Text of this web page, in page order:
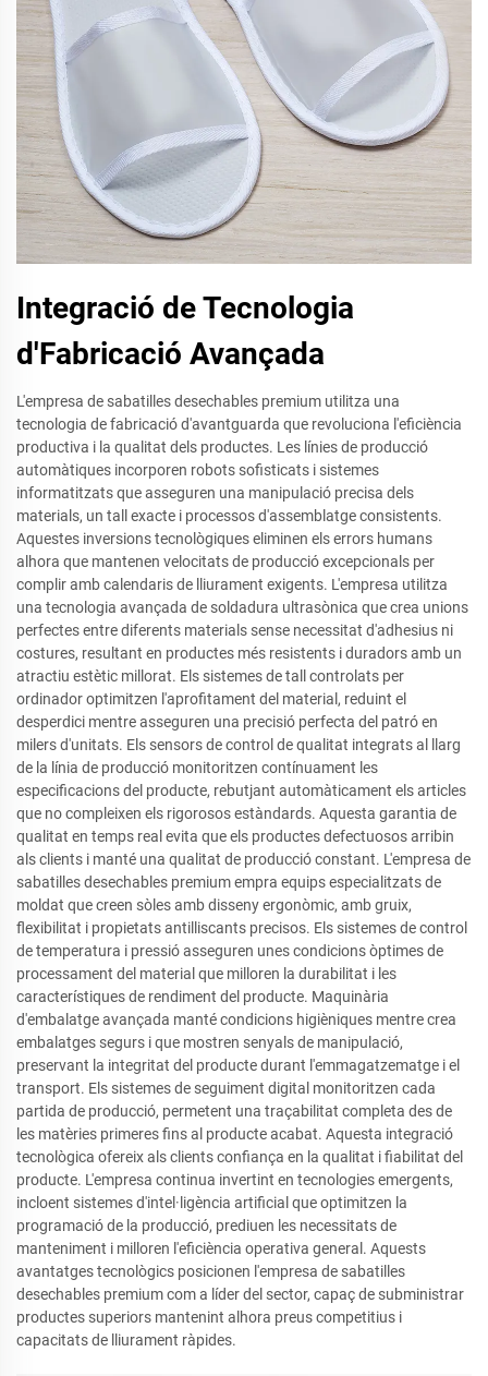
Integració de Tecnologia
d'Fabricació Avançada
L'empresa de sabatilles desechables premium utilitza una
tecnologia de fabricació d'avantguarda que revoluciona l'eficiència
productiva i la qualitat dels productes. Les línies de producció
automàtiques incorporen robots sofisticats i sistemes
informatitzats que asseguren una manipulació precisa dels
materials, un tall exacte i processos d'assemblatge consistents.
Aquestes inversions tecnològiques eliminen els errors humans
alhora que mantenen velocitats de producció excepcionals per
complir amb calendaris de lliurament exigents. L'empresa utilitza
una tecnologia avançada de soldadura ultrasònica que crea unions
perfectes entre diferents materials sense necessitat d'adhesius ni
costures, resultant en productes més resistents i duradors amb un
atractiu estètic millorat. Els sistemes de tall controlats per
ordinador optimitzen l'aprofitament del material, reduint el
desperdici mentre asseguren una precisió perfecta del patró en
milers d'unitats. Els sensors de control de qualitat integrats al llarg
de la línia de producció monitoritzen contínuament les
especificacions del producte, rebutjant automàticament els articles
que no compleixen els rigorosos estàndards. Aquesta garantia de
qualitat en temps real evita que els productes defectuosos arribin
als clients i manté una qualitat de producció constant. L'empresa de
sabatilles desechables premium empra equips especialitzats de
moldat que creen sòles amb disseny ergonòmic, amb gruix,
flexibilitat i propietats antilliscants precisos. Els sistemes de control
de temperatura i pressió asseguren unes condicions òptimes de
processament del material que milloren la durabilitat i les
característiques de rendiment del producte. Maquinària
d'embalatge avançada manté condicions higièniques mentre crea
embalatges segurs i que mostren senyals de manipulació,
preservant la integritat del producte durant l'emmagatzematge i el
transport. Els sistemes de seguiment digital monitoritzen cada
partida de producció, permetent una traçabilitat completa des de
les matèries primeres fins al producte acabat. Aquesta integració
tecnològica ofereix als clients confiança en la qualitat i fiabilitat del
producte. L'empresa continua invertint en tecnologies emergents,
incloent sistemes d'intel·ligència artificial que optimitzen la
programació de la producció, prediuen les necessitats de
manteniment i milloren l'eficiència operativa general. Aquests
avantatges tecnològics posicionen l'empresa de sabatilles
desechables premium com a líder del sector, capaç de subministrar
productes superiors mantenint alhora preus competitius i
capacitats de lliurament ràpides.